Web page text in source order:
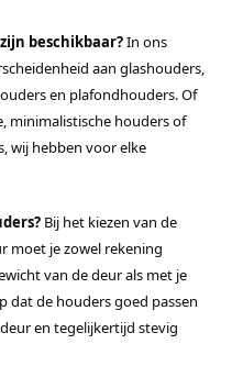
beschikbaar?In ons
aan glashouders,
en plafondhouders. Of
minimalistische houders of
wij hebben voor elke
Bij het kiezen van de
moet je zowel rekening
van de deur als met je
dat de houders goed passen
en tegelijkertijd stevig